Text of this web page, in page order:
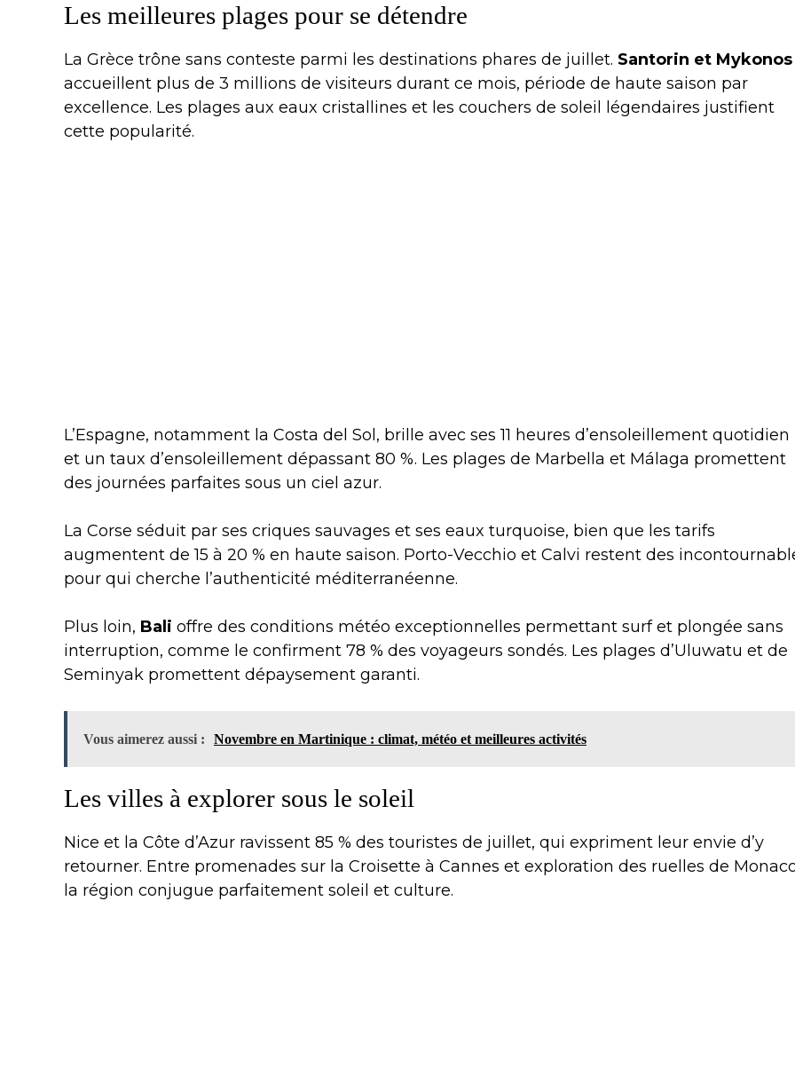
Les meilleures plages pour se détendre
La Grèce trône sans conteste parmi les destinations phares de juillet. Santorin et Mykonos
accueillent plus de 3 millions de visiteurs durant ce mois, période de haute saison par
excellence. Les plages aux eaux cristallines et les couchers de soleil légendaires justifient
cette popularité.
L’Espagne, notamment la Costa del Sol, brille avec ses 11 heures d’ensoleillement quotidien
et un taux d’ensoleillement dépassant 80 %. Les plages de Marbella et Málaga promettent
des journées parfaites sous un ciel azur.
La Corse séduit par ses criques sauvages et ses eaux turquoise, bien que les tarifs
augmentent de 15 à 20 % en haute saison. Porto-Vecchio et Calvi restent des
pour qui cherche l’authenticité méditerranéenne.
Plus loin, Bali offre des conditions météo exceptionnelles permettant surf et plongée sans
interruption, comme le confirment 78 % des voyageurs sondés. Les plages d’Uluwatu et de
Seminyak promettent dépaysement garanti.
Vous aimerez aussi : Novembre en Martinique : climat, météo et meilleures activités
Les villes à explorer sous le soleil
Nice et la Côte d’Azur ravissent 85 % des touristes de juillet, qui expriment leur envie d’y
retourner. Entre promenades sur la Croisette à Cannes et exploration des ruelles de
la région conjugue parfaitement soleil et culture.